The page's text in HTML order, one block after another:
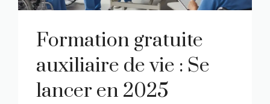
Formation gratuite
auxiliaire de vie : Se
lancer en 2025